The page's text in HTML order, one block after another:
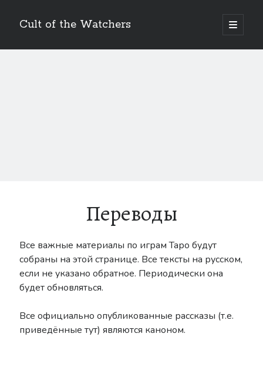
Cult of the Watchers
отрыть
Боковая
Drag-on Dragoon Drag-On Dragoon 1.3
Figure Guide Interview
Lore Manga
NieR: Automata
nier remaster Novel
Переводы
Все важные материалы по играм Таро будут
собраны на этой странице. Все тексты на русском,
если не указано обратное. Периодически она
будет обновляться.
Все официально опубликованные рассказы (т.е.
приведённые тут) являются каноном.